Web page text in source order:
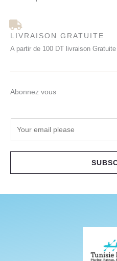
LIVRAISON GRATUITE
A partir de 100 DT livraison
Abonnez vous